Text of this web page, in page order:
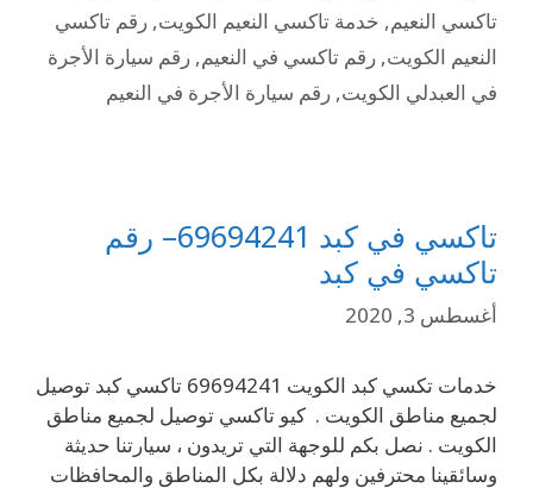
تاكسي النعيم, خدمة تاكسي النعيم الكويت, رقم تاكسي
النعيم الكويت, رقم تاكسي في النعيم, رقم سيارة الأجرة
في العبدلي الكويت, رقم سيارة الأجرة في النعيم
تاكسي في كبد 69694241– رقم
تاكسي في كبد
أغسطس 3, 2020
خدمات تكسي كبد الكويت 69694241 تاكسي كبد توصيل
لجميع مناطق الكويت . كيو تاكسي توصيل لجميع مناطق
الكويت . نصل بكم للوجهة التي تريدون ، سيارتنا حديثة
وسائقينا محترفين ولهم دلالة بكل المناطق والمحافظات